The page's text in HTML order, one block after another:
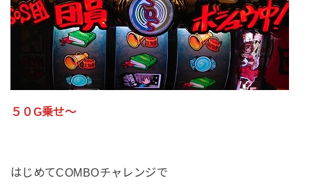
５０G乗せ～
はじめてCOMBOチャレンジで